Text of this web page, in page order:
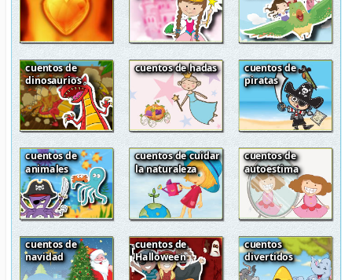
cuentos de
dinosaurios
cuentos de hadas
cuentos de
piratas
cuentos de
animales
cuentos de cuidar
la naturaleza
cuentos de
autoestima
cuentos de
navidad
cuentos de
Halloween
cuentos
divertidos